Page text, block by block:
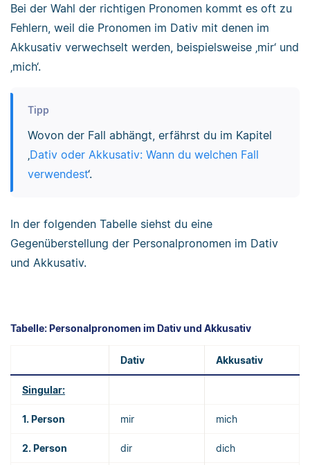
Bei der Wahl der richtigen Pronomen kommt es oft zu
Fehlern, weil die Pronomen im Dativ mit denen im
Akkusativ verwechselt werden, beispielsweise ‚mir‘ und
‚mich‘.
Tipp
Wovon der Fall abhängt, erfährst du im Kapitel
Dativ oder Akkusativ: Wann du welchen Fall
verwendest‘.
In der folgenden Tabelle siehst du eine
Gegenüberstellung der Personalpronomen im Dativ
und Akkusativ.
Tabelle: Personalpronomen im Dativ und Akkusativ
Dativ Akkusativ
Singular:
1. Person mir mich
2. Person dir dich